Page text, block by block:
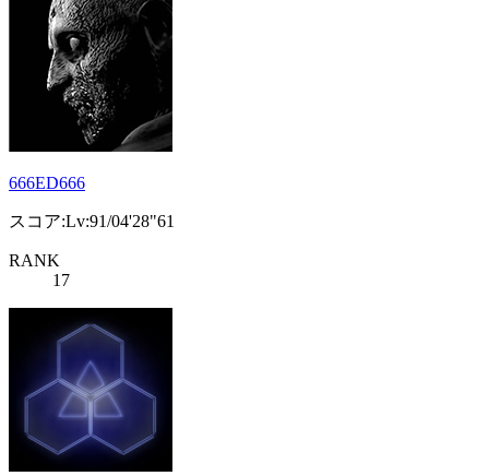
666ED666
スコア:Lv:91/04'28"61
RANK
17